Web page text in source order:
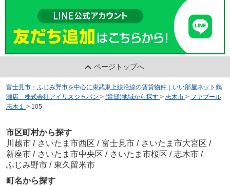
ページトップへ
富士見市・ふじみ野市を中心に東武東上線沿線の賃貸物件｜いい部屋ネット鶴
瀬店 株式会社アイリスジャパン > (賃貸)地域から探す > 志木市 > ファブール
志木１ > 105
市区町村から探す
川越市 / さいたま市西区 / 富士見市 / さいたま市大宮区 /
新座市 / さいたま市中央区 / さいたま市桜区 / 志木市 /
ふじみ野市 / 東久留米市
町名から探す